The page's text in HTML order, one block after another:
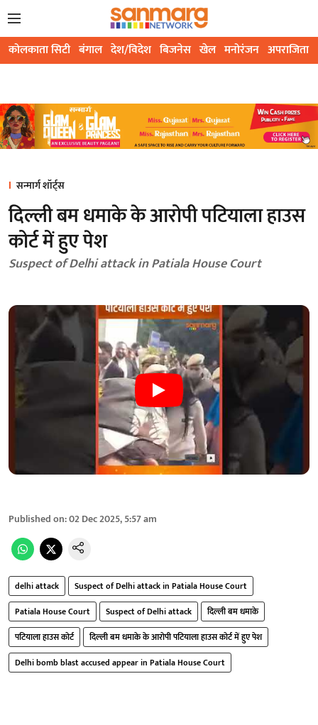
कोलकाता सिटी बंगाल देश/विदेश बिजनेस खेल मनोरंजन अपराजिता
सन्मार्ग शॉर्ट्स
दिल्ली बम धमाके के आरोपी पटियाला हाउस
कोर्ट में हुए पेश
Suspect of Delhi attack in Patiala House Court
Published on:02 Dec 2025, 5:57 am
delhi attack
Suspect of Delhi attack in Patiala House Court
Patiala House Court
Suspect of Delhi attack
दिल्ली बम धमाके
पटियाला हाउस कोर्ट
दिल्ली बम धमाके के आरोपी पटियाला हाउस कोर्ट में हुए पेश
Delhi bomb blast accused appear in Patiala House Court